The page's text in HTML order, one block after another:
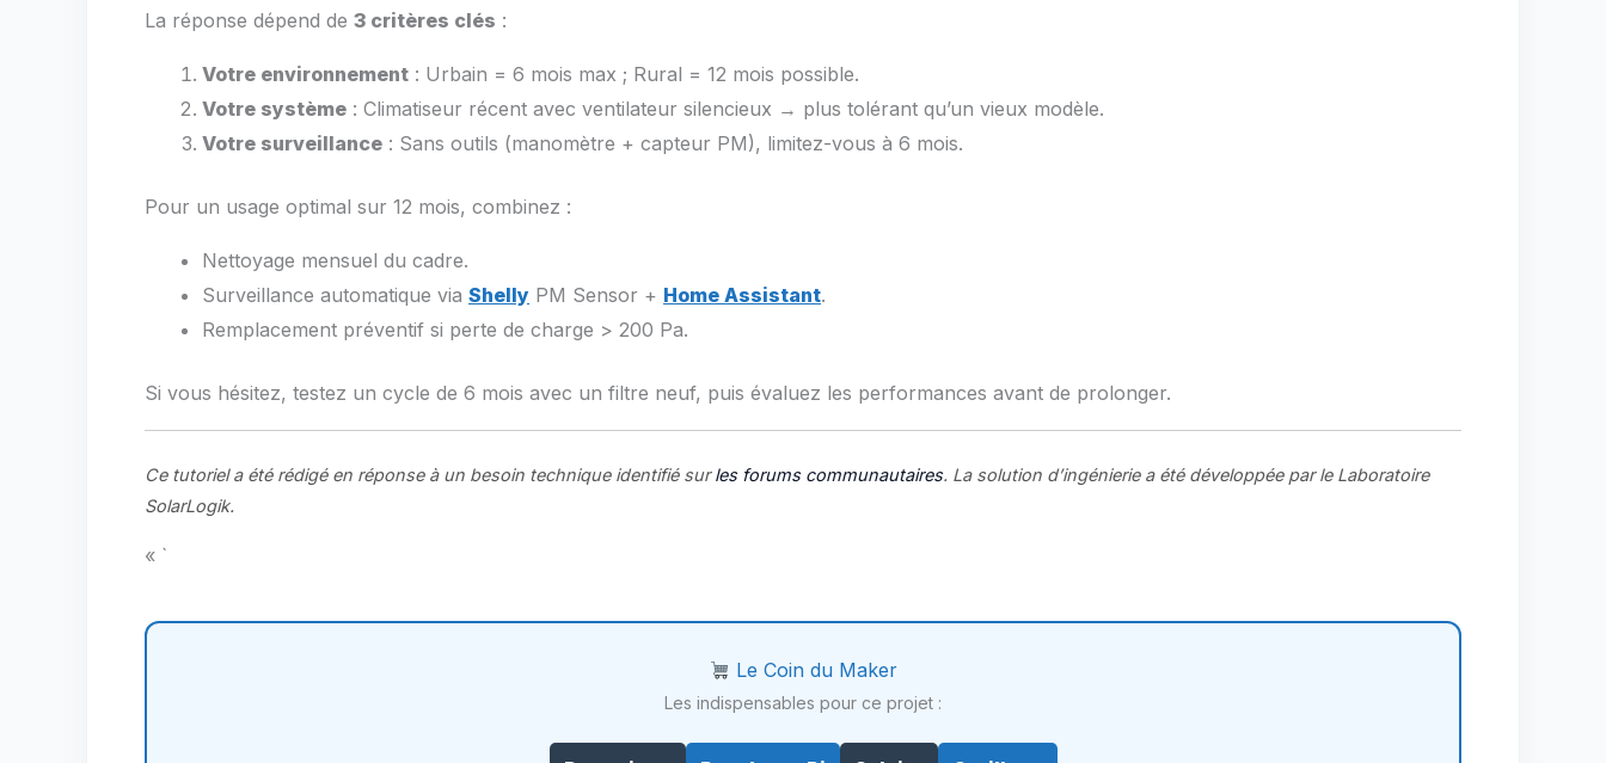
La réponse dépend de 3 critères clés :
Votre environnement : Urbain = 6 mois max ; Rural = 12 mois possible.
Votre système : Climatiseur récent avec ventilateur silencieux → plus tolérant qu’un vieux modèle.
Votre surveillance : Sans outils (manomètre + capteur PM), limitez-vous à 6 mois.
Pour un usage optimal sur 12 mois, combinez :
Nettoyage mensuel du cadre.
Surveillance automatique via Shelly PM Sensor + Home Assistant.
Remplacement préventif si perte de charge > 200 Pa.
Si vous hésitez, testez un cycle de 6 mois avec un filtre neuf, puis évaluez les performances avant de prolonger.
Ce tutoriel a été rédigé en réponse à un besoin technique identifié surles forums communautaires. La solution d’ingénierie a été développée par le Laboratoire
SolarLogik.
« `
Le Coin du Maker
Les indispensables pour ce projet :